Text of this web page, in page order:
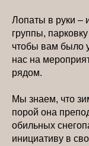
Лопаты в руки –
группы,
чтобы вам было
нас на
рядом.
Мы знаем, что
порой она
обильных
инициативу в